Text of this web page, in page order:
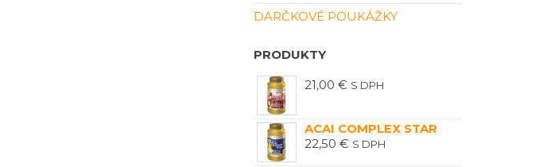
DARČKOVÉ POUKÁŽKY
PRODUKTY
21,00 € S DPH
ACAI COMPLEX STAR
22,50 € S DPH